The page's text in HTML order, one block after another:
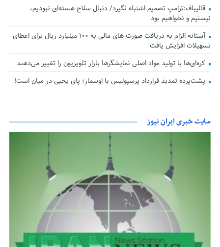
قالیباف:ترامپ تصمیم اشتباه نگیرد/ دنبال سلاح هسته‌ای نبودیم،
نیستیم و نخواهیم بود
آستانه الزام به دریافت صورت های مالی به ۱۰۰ میلیارد ریال برای اعطای
تسهیلات افزایش یافت
کره‌ای‌ها با تولید مواد اصلی نمایشگرها بازار تلویزیون را تغییر می‌دهند
پشت‌پرده تمدید قرارداد پرسپولیس با اوسمار؛ پای یحیی در میان است!
سایت خبری ایران نیوز